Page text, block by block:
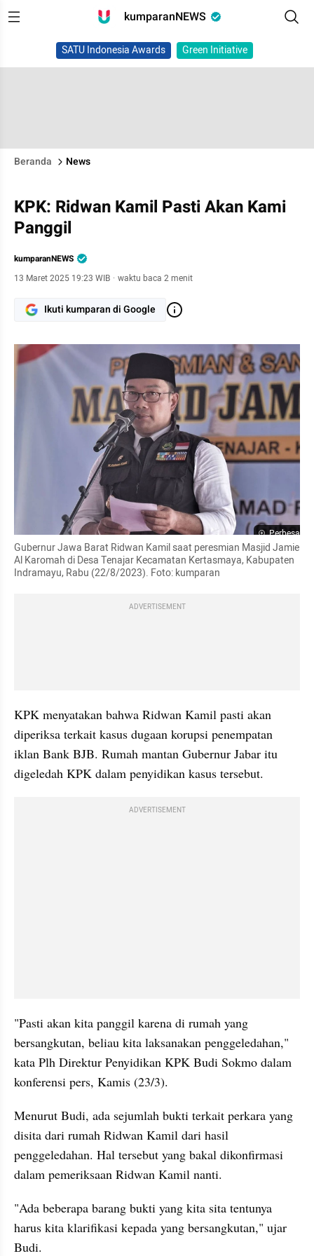
kumparanNEWS
SATU Indonesia Awards Green Initiative
Beranda News
KPK: Ridwan Kamil Pasti Akan Kami
Panggil
kumparanNEWS
13 Maret 2025 19:23 WIB · waktu baca 2 menit
Ikuti kumparan di Google
Perbesar
Gubernur Jawa Barat Ridwan Kamil saat peresmian Masjid Jamie
Al Karomah di Desa Tenajar Kecamatan Kertasmaya, Kabupaten
Indramayu, Rabu (22/8/2023). Foto: kumparan
ADVERTISEMENT
KPK menyatakan bahwa Ridwan Kamil pasti akan
diperiksa terkait kasus dugaan korupsi penempatan
iklan Bank BJB. Rumah mantan Gubernur Jabar itu
digeledah KPK dalam penyidikan kasus tersebut.
ADVERTISEMENT
"Pasti akan kita panggil karena di rumah yang
bersangkutan, beliau kita laksanakan penggeledahan,"
kata Plh Direktur Penyidikan KPK Budi Sokmo dalam
konferensi pers, Kamis (23/3).
Menurut Budi, ada sejumlah bukti terkait perkara yang
disita dari rumah Ridwan Kamil dari hasil
penggeledahan. Hal tersebut yang bakal dikonfirmasi
dalam pemeriksaan Ridwan Kamil nanti.
"Ada beberapa barang bukti yang kita sita tentunya
harus kita klarifikasi kepada yang bersangkutan," ujar
Budi.